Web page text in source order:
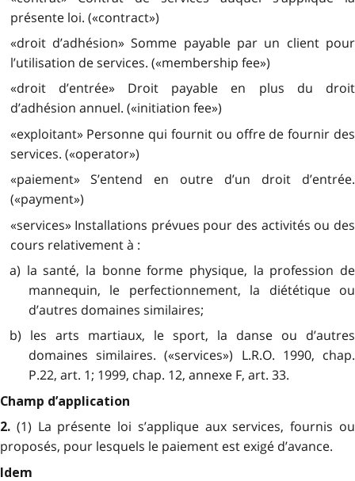
présente loi. («contract»)
«droit d’adhésion» Somme payable par un client pour
l’utilisation de services. («membership fee»)
«droit d’entrée» Droit payable en plus du droit
d’adhésion annuel. («initiation fee»)
«exploitant» Personne qui fournit ou offre de fournir des
services. («operator»)
«paiement» S’entend en outre d’un droit d’entrée.
(«payment»)
«services» Installations prévues pour des activités ou des
cours relativement à :
a) la santé, la bonne forme physique, la profession de
mannequin, le perfectionnement, la diététique ou
d’autres domaines similaires;
b) les arts martiaux, le sport, la danse ou d’autres
domaines similaires. («services») L.R.O. 1990, chap.
P.22, art. 1; 1999, chap. 12, annexe F, art. 33.
Champ d’application
2. (1) La présente loi s’applique aux services, fournis ou
proposés, pour lesquels le paiement est exigé d’avance.
Idem